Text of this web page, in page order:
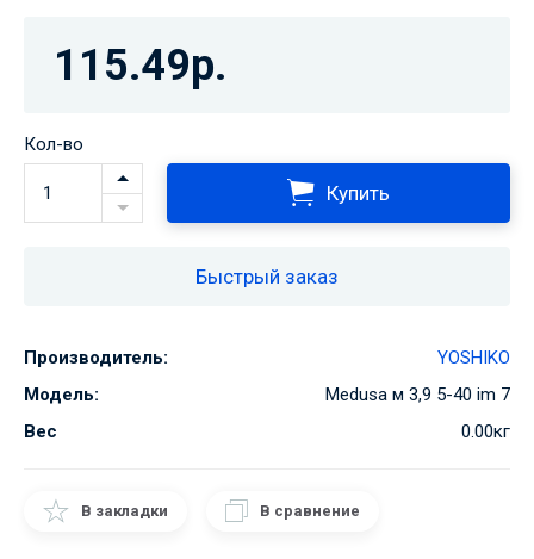
115.49р.
Кол-во
Купить
Быстрый заказ
Производитель:
YOSHIKO
Модель:
Medusa м 3,9 5-40 im 7
Вес
0.00кг
В закладки В сравнение